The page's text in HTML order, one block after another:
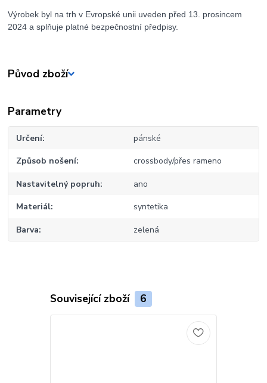
Výrobek byl na trh v Evropské unii uveden před 13. prosincem
2024 a splňuje platné bezpečnostní předpisy.
Původ zboží
Parametry
Určení pánské
Způsob nošení crossbody/přes rameno
Nastavitelný popruh ano
Materiál syntetika
Barva zelená
Související zboží 6